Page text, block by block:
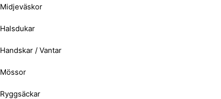
Midjeväskor
Halsdukar
Handskar / Vantar
Mössor
Ryggsäckar